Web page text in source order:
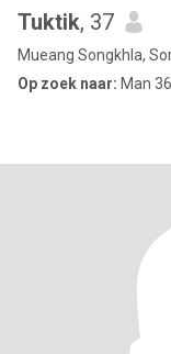
Tuktik​, 37
Mueang Songkhla,
Op zoek naar: Man